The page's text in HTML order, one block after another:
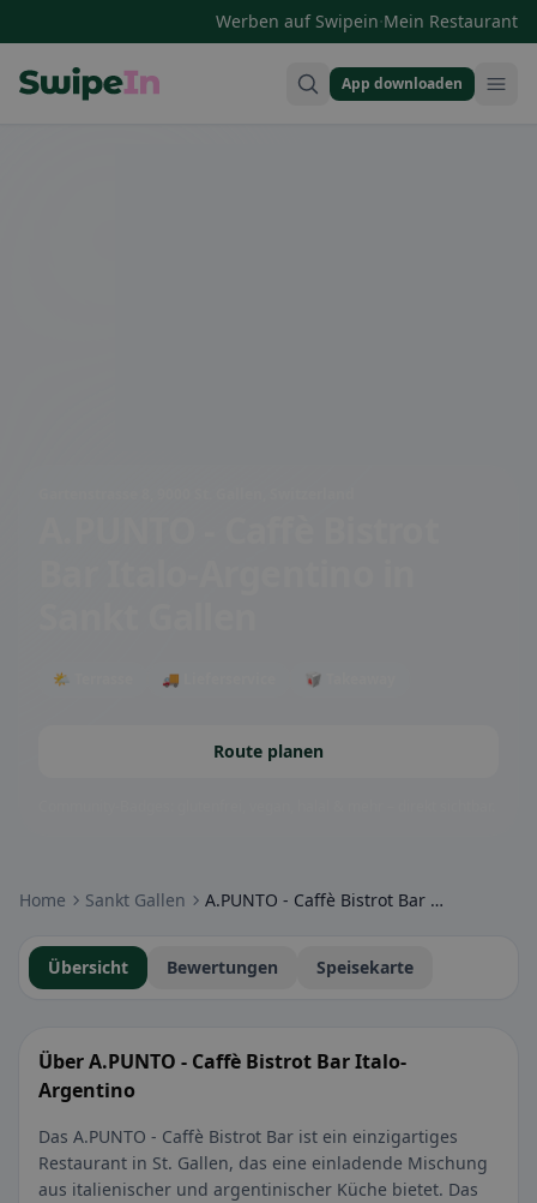
Werben auf Swipein·Mein Restaurant
App downloaden
🌤 Terrasse 🚚 Lieferservice 🥡 Takeaway
Route planen
Home Sankt Gallen A.PUNTO - Caffè Bistrot Bar Italo-Argentino
Übersicht Bewertungen Speisekarte
Über A.PUNTO - Caffè Bistrot Bar Italo-
Argentino
Das A.PUNTO - Caffè Bistrot Bar ist ein einzigartiges
Restaurant in St. Gallen, das eine einladende Mischung
aus italienischer und argentinischer Küche bietet. Das